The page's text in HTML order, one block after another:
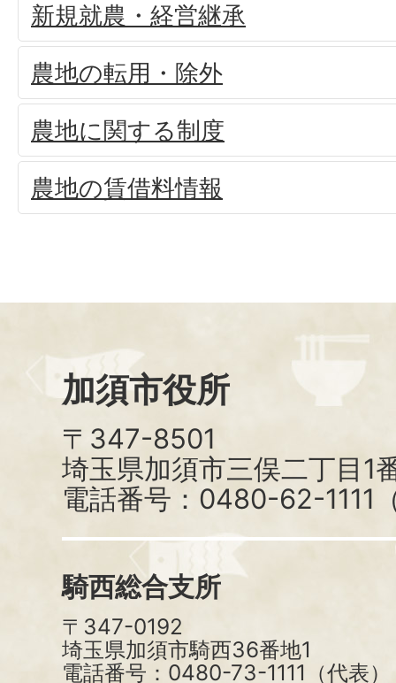
新規就農・経営継承
農地の転用・除外
農地に関する制度
農地の賃借料情報
加須市役所
〒347-8501
埼玉県加須市三俣二丁目1
電話番号：0480-62-1111
騎西総合支所
〒347-0192
埼玉県加須市騎西36番地1
電話番号：0480-73-1111（代表）